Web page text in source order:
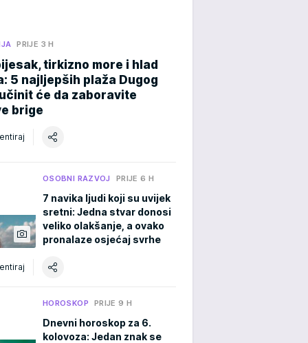
PRIJE 3 H
tirkizno more i hlad
5 najljepših plaža Dugog
će da zaboravite
brige
OSOBNI RAZVOJ PRIJE 6 H
7 navika ljudi koji su uvijek
sretni: Jedna stvar donosi
veliko olakšanje, a ovako
pronalaze osjećaj svrhe
HOROSKOP PRIJE 9 H
Dnevni horoskop za 6.
kolovoza: Jedan znak se